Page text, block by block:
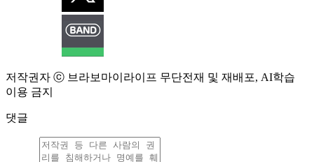
저작권자 ⓒ 브라보마이라이프 무단전재 및 재배포, AI학습
이용 금지
댓글